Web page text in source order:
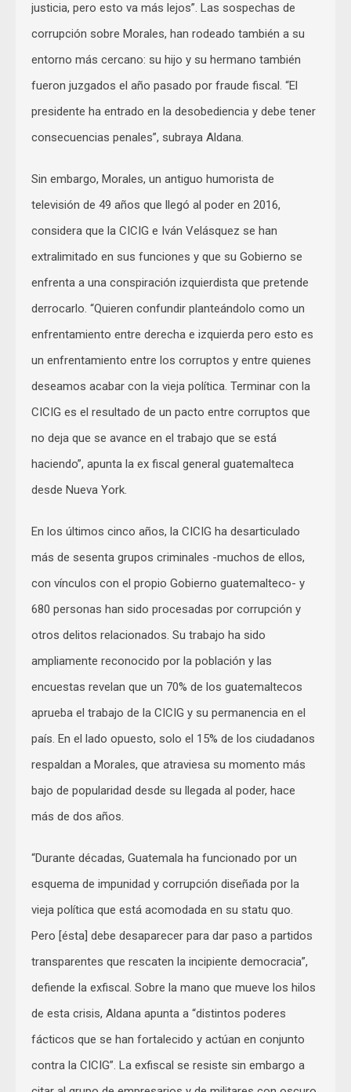
justicia, pero esto va más lejos”. Las sospechas de
corrupción sobre Morales, han rodeado también a su
entorno más cercano: su hijo y su hermano también
fueron juzgados el año pasado por fraude fiscal. “El
presidente ha entrado en la desobediencia y debe tener
consecuencias penales”, subraya Aldana.
Sin embargo, Morales, un antiguo humorista de
televisión de 49 años que llegó al poder en 2016,
considera que la CICIG e Iván Velásquez se han
extralimitado en sus funciones y que su Gobierno se
enfrenta a una conspiración izquierdista que pretende
derrocarlo. “Quieren confundir planteándolo como un
enfrentamiento entre derecha e izquierda pero esto es
un enfrentamiento entre los corruptos y entre quienes
deseamos acabar con la vieja política. Terminar con la
CICIG es el resultado de un pacto entre corruptos que
no deja que se avance en el trabajo que se está
haciendo”, apunta la ex fiscal general guatemalteca
desde Nueva York.
En los últimos cinco años, la CICIG ha desarticulado
más de sesenta grupos criminales -muchos de ellos,
con vínculos con el propio Gobierno guatemalteco- y
680 personas han sido procesadas por corrupción y
otros delitos relacionados. Su trabajo ha sido
ampliamente reconocido por la población y las
encuestas revelan que un 70% de los guatemaltecos
aprueba el trabajo de la CICIG y su permanencia en el
país. En el lado opuesto, solo el 15% de los ciudadanos
respaldan a Morales, que atraviesa su momento más
bajo de popularidad desde su llegada al poder, hace
más de dos años.
“Durante décadas, Guatemala ha funcionado por un
esquema de impunidad y corrupción diseñada por la
vieja política que está acomodada en su statu quo.
Pero [ésta] debe desaparecer para dar paso a partidos
transparentes que rescaten la incipiente democracia”,
defiende la exfiscal. Sobre la mano que mueve los hilos
de esta crisis, Aldana apunta a “distintos poderes
fácticos que se han fortalecido y actúan en conjunto
contra la CICIG”. La exfiscal se resiste sin embargo a